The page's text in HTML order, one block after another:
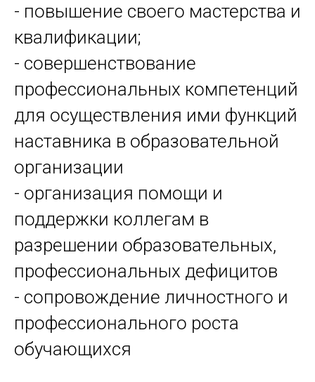
- повышение своего мастерства и
квалификации;
- совершенствование
профессиональных компетенций
для осуществления ими функций
наставника в образовательной
организации
- организация помощи и
поддержки коллегам в
разрешении образовательных,
профессиональных дефицитов
- сопровождение личностного и
профессионального роста
обучающихся